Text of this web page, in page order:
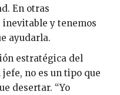
En otras
inevitable y tenemos
ayudarla.
estratégica del
no es un tipo que
desertar. “Yo